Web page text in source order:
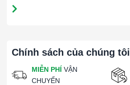
Chính sách của chúng tôi
MIỄN PHÍ VẬN
CHUYỂN